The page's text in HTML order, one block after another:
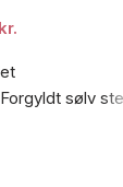
sølv